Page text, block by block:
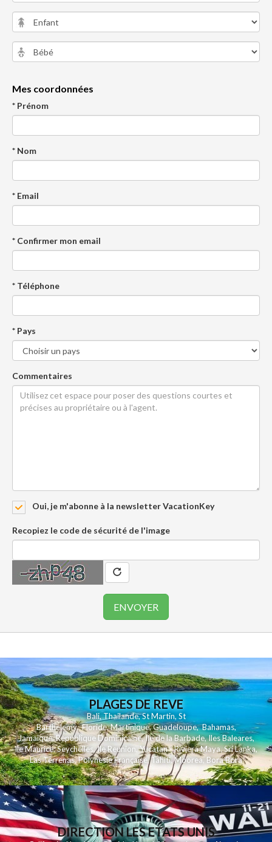
Mes coordonnées
* Prénom
* Nom
* Email
* Confirmer mon email
* Téléphone
* Pays
Commentaires
Oui, je m'abonne à la newsletter VacationKey
Recopiez le code de sécurité de l'image
PLAGES DE REVE
Bali,Thailande,St Martin,St
Barthelemy,Floride,Martinique,Guadeloupe,Bahamas,
Jamaique,Republique Dominicaine,Ile de la Barbade,Iles Baleares,
Ile Maurice,Seychelles,Ile Reunion,Yucatan - Riviera Maya,Sri Lanka,
Las Terrenas,Polynesie Française,Tahiti,Moorea, Bora Bora
DIRECTION LES ETATS UNIS